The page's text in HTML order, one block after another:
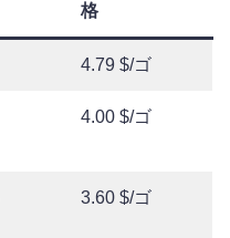
格
4.79 $/ゴ
4.00 $/ゴ
3.60 $/ゴ